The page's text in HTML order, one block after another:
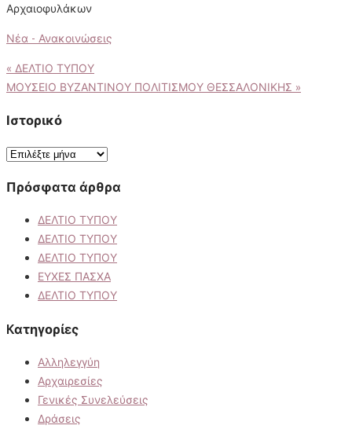
Αρχαιοφυλάκων
Νέα - Ανακοινώσεις
Πλοήγηση
άρθρων
« ΔΕΛΤΙΟ ΤΥΠΟΥ
ΜΟΥΣΕΙΟ ΒΥΖΑΝΤΙΝΟΥ ΠΟΛΙΤΙΣΜΟΥ ΘΕΣΣΑΛΟΝΙΚΗΣ »
Ιστορικό
Ιστορικό
Πρόσφατα άρθρα
ΔΕΛΤΙΟ ΤΥΠΟΥ
ΔΕΛΤΙΟ ΤΥΠΟΥ
ΔΕΛΤΙΟ ΤΥΠΟΥ
ΕΥΧΕΣ ΠΑΣΧΑ
ΔΕΛΤΙΟ ΤΥΠΟΥ
Kατηγορίες
Αλληλεγγύη
Αρχαιρεσίες
Γενικές Συνελεύσεις
Δράσεις